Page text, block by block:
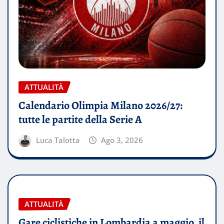
ATTUALITÀ
Calendario Olimpia Milano 2026/27:
tutte le partite della Serie A
Luca Talotta Ago 3, 2026
ATTUALITÀ